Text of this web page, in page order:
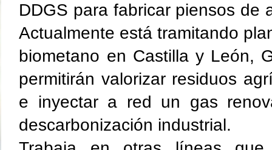
DDGS para fabricar piensos de
Actualmente está tramitando
biometano en Castilla y León,
permitirán valorizar residuos
e inyectar a red un gas
descarbonización industrial.